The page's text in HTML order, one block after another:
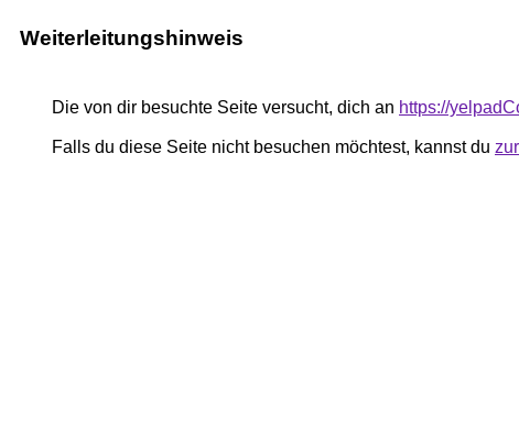
Weiterleitungshinweis
Die von dir besuchte Seite versucht, dich an https://
Falls du diese Seite nicht besuchen möchtest, kannst du